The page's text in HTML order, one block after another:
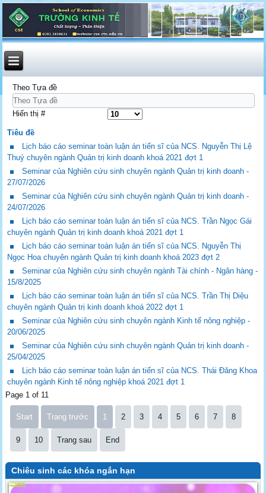
Theo Tựa đề
Hiển thị #
Tiêu đề
Lịch báo cáo seminar toàn luận án tiến sĩ của NCS. Nguyễn Thị Lệ
Thuỷ chuyên ngành Quản trị kinh doanh khoá 2021 đợt 1
Seminar của Nghiên cứu sinh chuyên ngành Quản trị kinh doanh -
27/07/2026
Seminar của Nghiên cứu sinh chuyên ngành Quản trị kinh doanh -
24/07/2026
Lịch báo cáo seminar toàn luận án tiến sĩ của NCS. Trần Ngọc Gái
chuyên ngành Quản trị kinh doanh khoá 2021 đợt 1
Lịch báo cáo seminar toàn luận án tiến sĩ của NCS. Nguyễn Thị
Ngọc Hoa chuyên ngành Quản trị kinh doanh khoá 2023 đợt 2
Seminar của Nghiên cứu sinh chuyên ngành Tài chính - Ngân hàng -
15/8/2025
Lịch báo cáo seminar toàn luận án tiến sĩ của NCS. Trần Thị Diệu
chuyên ngành Quản trị kinh doanh khoá 2022 đợt 1
Seminar của Nghiên cứu sinh chuyên ngành Kinh tế nông nghiệp -
20/06/2025
Seminar của Nghiên cứu sinh chuyên ngành Quản trị kinh doanh -
25/04/2025
Lịch báo cáo seminar toàn luận án tiến sĩ của NCS. Thái Đăng Khoa
chuyên ngành Kinh tế nông nghiệp khoá 2021 đợt 1
Page 1 of 11
Start Trang trước 1 2 3 4 5 6 7 8
9 10 Trang sau End
Chiêu sinh các khóa ngắn hạn